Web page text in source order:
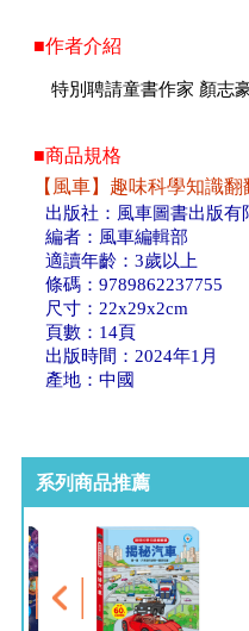
■作者介紹
特別聘請童書作家 顏志
■商品規格
【風車】趣味科學知識
出版社：風車圖書出版有
編者：風車編輯部
適讀年齡：3歲以上
條碼：9789862237755
尺寸：22x29x2cm
頁數：14頁
出版時間：2024年1月
產地：中國
系列商品推薦